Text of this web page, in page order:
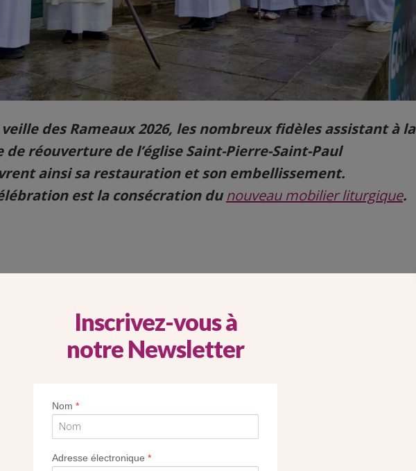
des Rameaux 2026, les nombreuxfidèles assistant à la
de réouverture de l’église Saint-Pierre-Saint-Paul
ainsi sa restauration et son embellissement.
est la consécration du nouveau mobilier liturgique.
MONTREUIL (93)
Inscrivez-vous à
notre Newsletter
Nom*
Adresse électronique*